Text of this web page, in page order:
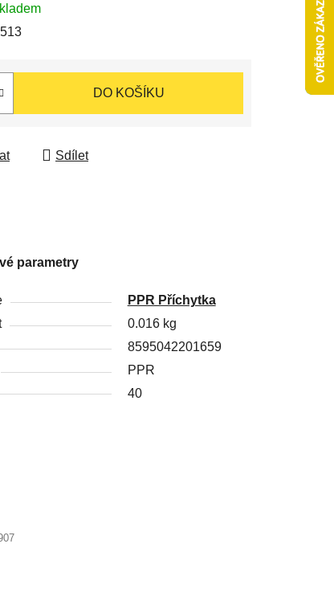
DO KOŠÍKU
Sdílet
parametry
PPR Příchytka
0.016 kg
8595042201659
PPR
40